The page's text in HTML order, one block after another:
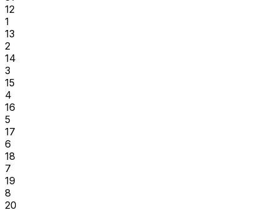
12
1
13
2
14
3
15
4
16
5
17
6
18
7
19
8
20